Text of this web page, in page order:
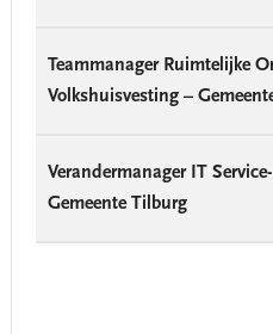
Teammanager Ruimtelijke
Volkshuisvesting –
Verandermanager IT
Gemeente Tilburg